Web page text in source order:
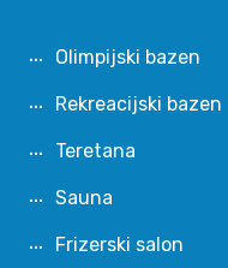
Olimpijski bazen
Rekreacijski bazen
Teretana
Sauna
Frizerski salon